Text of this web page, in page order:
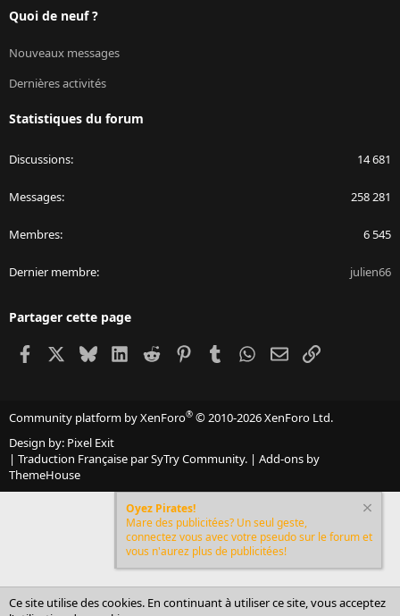
Quoi de neuf ?
Nouveaux messages
Dernières activités
Statistiques du forum
Discussions 14 681
Messages 258 281
Membres 6 545
Dernier membre julien66
Partager cette page
Facebook BlueskyLinkedIn
Reddit PinterestTumblr WhatsApp
EmailLien
Community platform by XenForo® © 2010-2026 XenForo Ltd.
Design by: Pixel Exit
| Traduction Française par SyTry Community. | Add-ons by
ThemeHouse
Oyez Pirates!
Mare des publicitées? Un seul geste,
connectez vous avec votre pseudo sur le forum et
vous n'aurez plus de publicitées!
Ce site utilise des cookies. En continuant à utiliser ce site, vous acceptez